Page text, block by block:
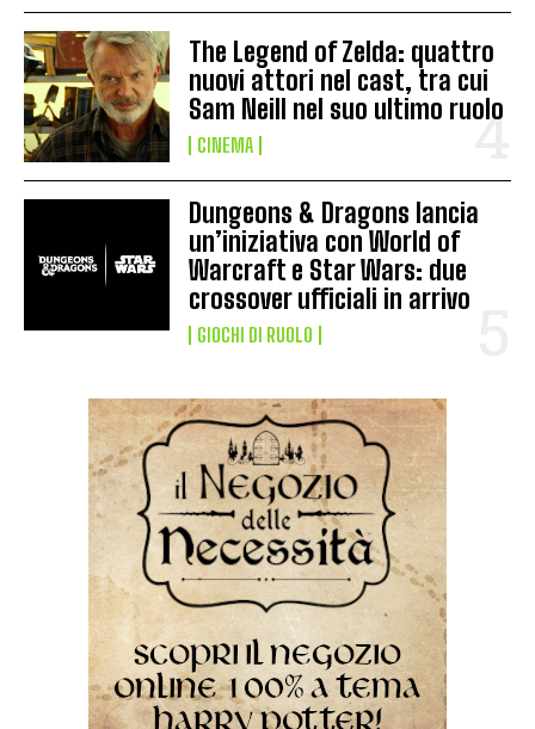
The Legend of Zelda: quattro
nuovi attori nel cast, tra cui
Sam Neill nel suo ultimo ruolo
CINEMA
Dungeons & Dragons lancia
un’iniziativa con World of
Warcraft e Star Wars: due
crossover ufficiali in arrivo
GIOCHI DI RUOLO